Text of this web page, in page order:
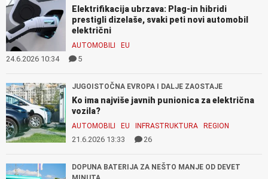
Elektrifikacija ubrzava: Plag-in hibridi
prestigli dizelaše, svaki peti novi automobil
električni
AUTOMOBILI EU
24.6.2026 10:34 5
JUGOISTOČNA EVROPA I DALJE ZAOSTAJE
Ko ima najviše javnih punionica za električna
vozila?
AUTOMOBILI EU INFRASTRUKTURA REGION
21.6.2026 13:33 26
DOPUNA BATERIJA ZA NEŠTO MANJE OD DEVET